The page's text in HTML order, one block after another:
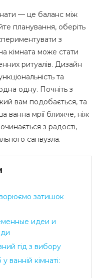
— це баланс між
планування, оберіть
з
кімната може стати
ритуалів. Дизайн
та
одну. Почніть з
вам подобається, та
ванна мрії ближче, ніж
з радості,
санвузла.
затишок
идеи и
гід з вибору
ванній кімнаті: